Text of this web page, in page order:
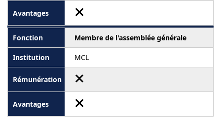
Membre de l'assemblée générale
MCL